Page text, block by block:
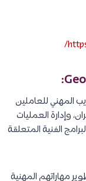
المهني للعاملين
وإدارة العمليات
الفنية المتعلقة
مهاراتهم المهنية